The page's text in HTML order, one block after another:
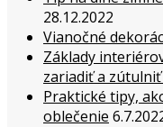
28.12.2022
Vianočné
Základy
zariadiť a
Praktické tipy,
oblečenie